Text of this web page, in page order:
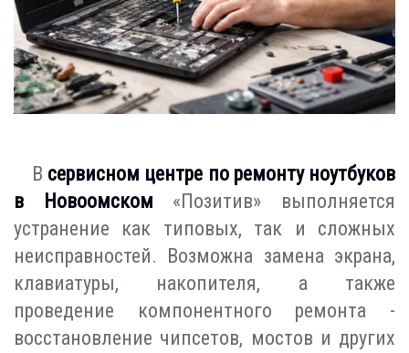
В сервисном центре по ремонту ноутбуков
в Новоомском «Позитив» выполняется
устранение как типовых, так и сложных
неисправностей. Возможна замена экрана,
клавиатуры, накопителя, а также
проведение компонентного ремонта -
восстановление чипсетов, мостов и других